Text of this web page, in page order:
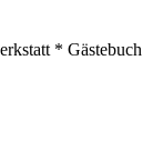
* Gästebuch